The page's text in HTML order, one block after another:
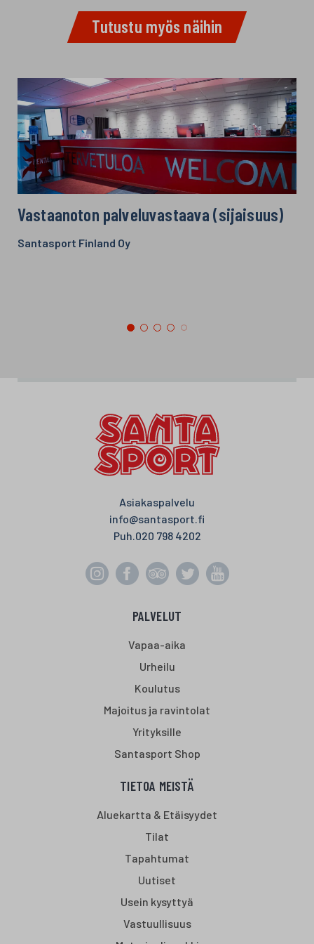
Tutustu myös näihin
Vastaanoton palveluvastaava (sijaisuus)
Santasport Finland Oy
Asiakaspalvelu
info@santasport.fi
Puh.020 798 4202
PALVELUT
Vapaa-aika
Urheilu
Koulutus
Majoitus ja ravintolat
Yrityksille
Santasport Shop
TIETOA MEISTÄ
Aluekartta & Etäisyydet
Tilat
Tapahtumat
Uutiset
Usein kysyttyä
Vastuullisuus